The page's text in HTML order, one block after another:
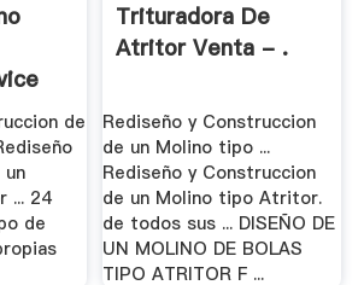
de
... 24
de
Trituradora De
Atritor Venta - .
Rediseño y Construccion
de un Molino tipo ...
Rediseño y Construccion
de un Molino tipo Atritor.
de todos sus ... DISEÑO DE
UN MOLINO DE BOLAS
TIPO ATRITOR F ...